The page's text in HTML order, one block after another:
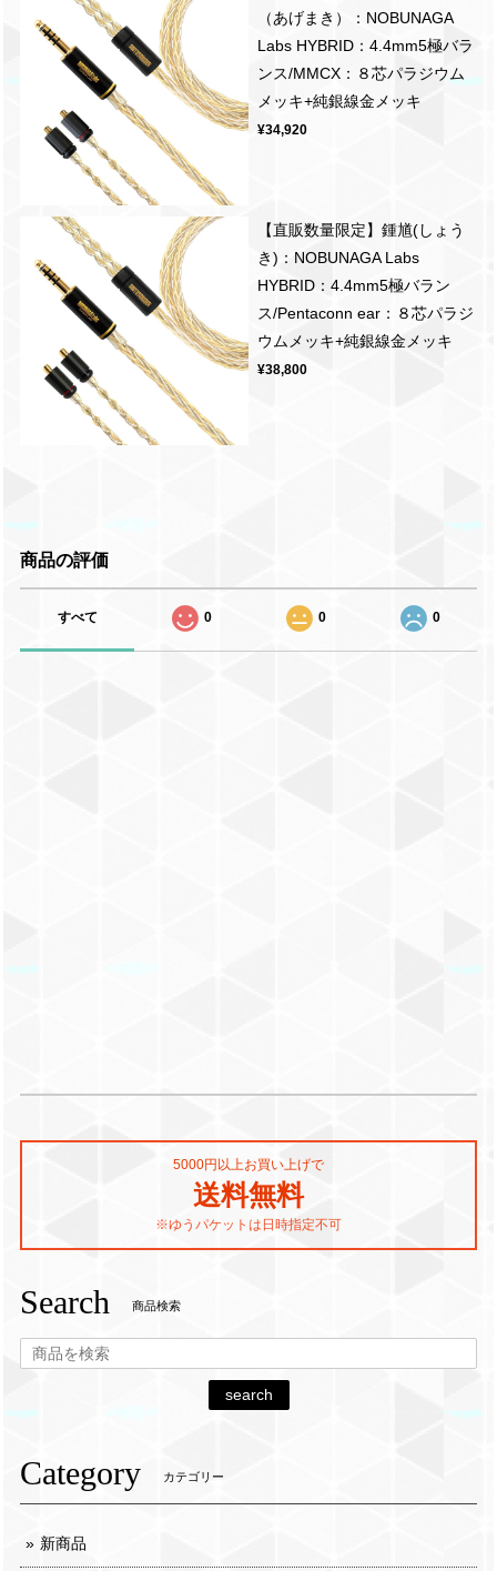
（あげまき）：NOBUNAGA
Labs HYBRID：4.4mm5極バラ
ンス/MMCX：８芯パラジウム
メッキ+純銀線金メッキ
¥34,920
【直販数量限定】鍾馗(しょう
き)：NOBUNAGA Labs
HYBRID：4.4mm5極バラン
ス/Pentaconn ear：８芯パラジ
ウムメッキ+純銀線金メッキ
¥38,800
商品の評価
すべて 0 0 0
5000円以上お買い上げで
送料無料
※ゆうパケットは日時指定不可
Search 商品検索
search
Category カテゴリー
新商品